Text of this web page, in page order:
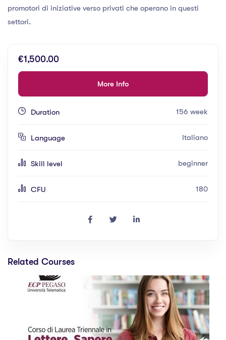
promotori di iniziative verso privati che operano in questi
settori.
€1,500.00
More Info
Duration 156 week
Language Italiano
Skill level beginner
CFU 180
Related Courses